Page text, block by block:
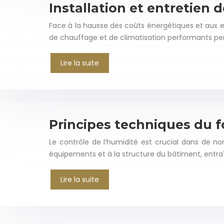
Installation et entretien
Face à la hausse des coûts énergétiques et aux
de chauffage et de climatisation performants
Lire la suite
Principes techniques du
Le contrôle de l’humidité est crucial dans de
équipements et à la structure du bâtiment,
Lire la suite